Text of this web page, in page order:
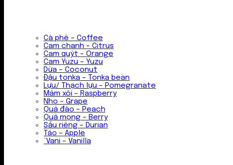
Cà phê – Coffee
Cam chanh – Citrus
Cam quýt – Orange
Cam Yuzu – Yuzu
Dừa – Coconut
Đậu tonka – Tonka bean
Lựu/ Thạch lựu – Pomegranate
Mâm xôi – Raspberry
Nho – Grape
Quả đào – Peach
Quả mọng – Berry
Sầu riêng – Durian
Táo – Apple
`Vani – Vanilla